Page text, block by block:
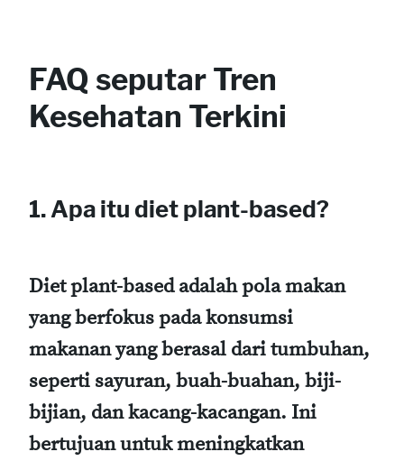
FAQ seputar Tren
Kesehatan Terkini
1. Apa itu diet plant-based?
Diet plant-based adalah pola makan
yang berfokus pada konsumsi
makanan yang berasal dari tumbuhan,
seperti sayuran, buah-buahan, biji-
bijian, dan kacang-kacangan. Ini
bertujuan untuk meningkatkan